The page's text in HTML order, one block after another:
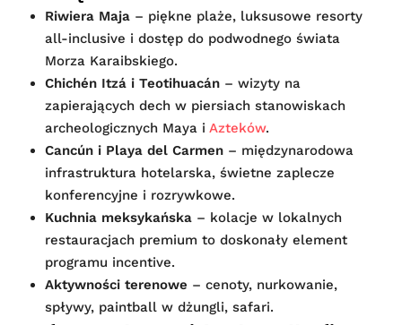
Riwiera Maja – piękne plaże, luksusowe resorty
all-inclusive i dostęp do podwodnego świata
Morza Karaibskiego.
Chichén Itzá i Teotihuacán – wizyty na
zapierających dech w piersiach stanowiskach
archeologicznych Maya i Azteków.
Cancún i Playa del Carmen – międzynarodowa
infrastruktura hotelarska, świetne zaplecze
konferencyjne i rozrywkowe.
Kuchnia meksykańska – kolacje w lokalnych
restauracjach premium to doskonały element
programu incentive.
Aktywności terenowe – cenoty, nurkowanie,
spływy, paintball w dżungli, safari.